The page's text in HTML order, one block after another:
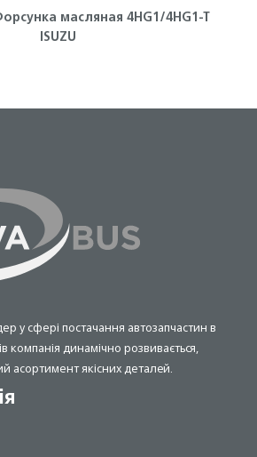
масляная 4HG1/4HG1-T
ISUZU
у сфері постачання автозапчастин в
компанія динамічно розвивається,
якісних деталей.